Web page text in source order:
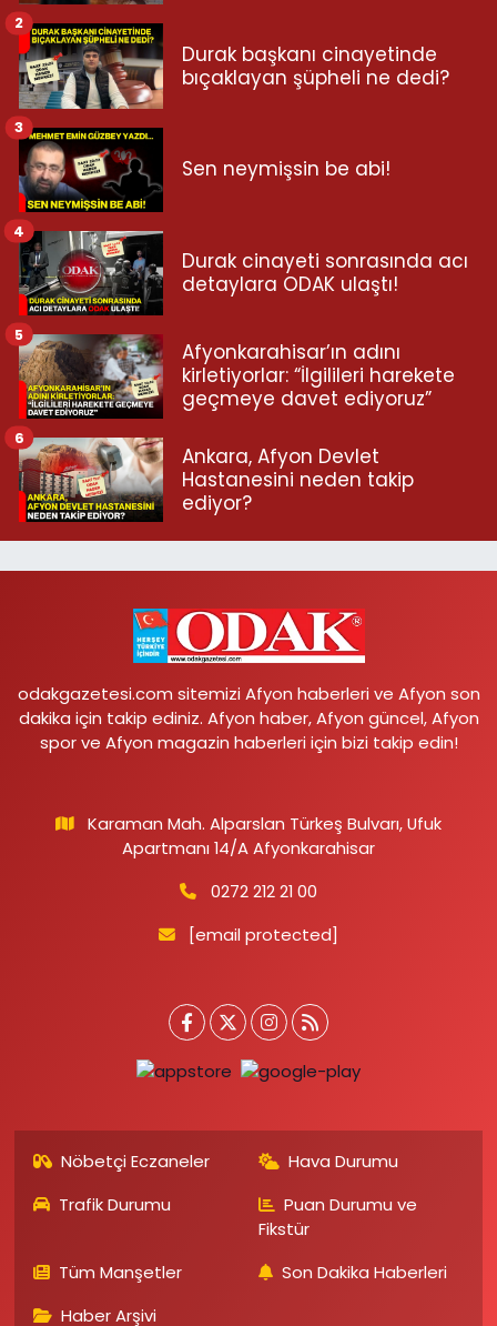
Durak başkanı cinayetinde
bıçaklayan şüpheli ne dedi?
2
Sen neymişsin be abi!
3
Durak cinayeti sonrasında acı
detaylara ODAK ulaştı!
4
Afyonkarahisar’ın adını
kirletiyorlar: “İlgilileri harekete
geçmeye davet ediyoruz”
5
Ankara, Afyon Devlet
Hastanesini neden takip
ediyor?
6
odakgazetesi.com sitemizi Afyon haberleri ve Afyon son
dakika için takip ediniz. Afyon haber, Afyon güncel, Afyon
spor ve Afyon magazin haberleri için bizi takip edin!
Karaman Mah. Alparslan Türkeş Bulvarı, Ufuk
Apartmanı 14/A Afyonkarahisar
0272 212 21 00
[email protected]
Nöbetçi Eczaneler
Hava Durumu
Trafik Durumu
Puan Durumu ve
Fikstür
Tüm Manşetler
Son Dakika Haberleri
Haber Arşivi